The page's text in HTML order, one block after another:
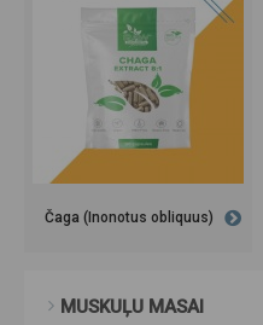
Čaga (Inonotus obliquus)
MUSKUĻU MASAI